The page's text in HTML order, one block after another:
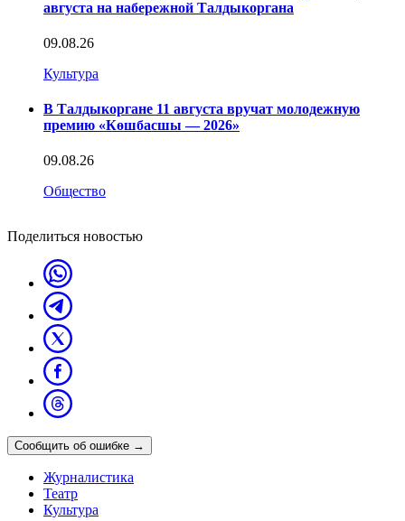
августа на набережной Талдыкоргана
09.08.26
Культура
В Талдыкоргане 11 августа вручат молодежную
премию «Көшбасшы — 2026»
09.08.26
Общество
Поделиться новостью
Сообщить об ошибке →
Журналистика
Театр
Культура